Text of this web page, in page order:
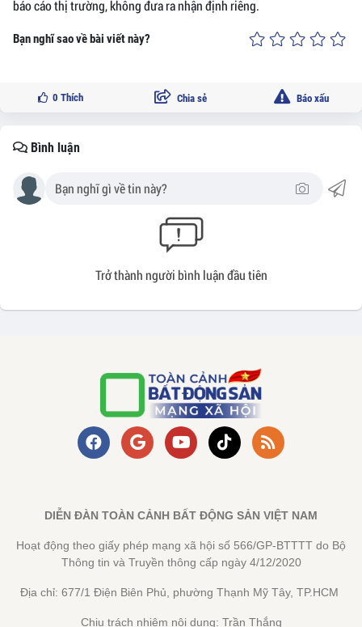
báo cáo thị trường, không đưa ra nhận định riêng.
Bạn nghĩ sao về bài viết này?
0 Thích Chia sẻ Báo xấu
Bình luận
Trở thành người bình luận đầu tiên
DIỄN ĐÀN TOÀN CẢNH BẤT ĐỘNG SẢN VIỆT NAM
Hoạt động theo giấy phép mạng xã hội số 566/GP-BTTTT do Bộ
Thông tin và Truyền thông cấp ngày 4/12/2020
Địa chỉ: 677/1 Điện Biên Phủ, phường Thạnh Mỹ Tây, TP.HCM
Chịu trách nhiệm nội dung: Trần Thắng